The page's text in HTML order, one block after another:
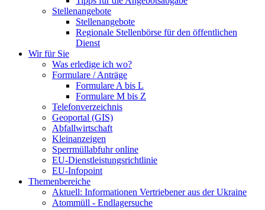
Stellenangebote
Stellenangebote
Regionale Stellenbörse für den öffentlichen
Dienst
Wir für Sie
Was erledige ich wo?
Formulare / Anträge
Formulare A bis L
Formulare M bis Z
Telefonverzeichnis
Geoportal (GIS)
Abfallwirtschaft
Kleinanzeigen
Sperrmüllabfuhr online
EU-Dienstleistungsrichtlinie
EU-Infopoint
Themenbereiche
Aktuell: Informationen Vertriebener aus der Ukraine
Atommüll - Endlagersuche